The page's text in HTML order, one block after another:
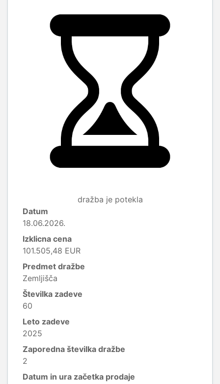
dražba je potekla
Datum
18.06.2026.
Izklicna cena
101.505,48 EUR
Predmet dražbe
Zemljišča
Številka zadeve
60
Leto zadeve
2025
Zaporedna številka dražbe
2
Datum in ura začetka prodaje